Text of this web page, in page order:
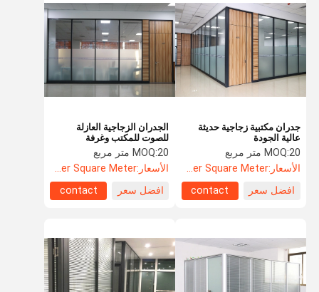
الجدران الزجاجية العازلة
للصوت للمكتب وغرفة
الاجتماعات
MOQ:20 متر مربع
الأسعار:US$52.60 Per Square Meter
افضل سعر
contact
جدران مكتبية زجاجية حديثة
عالية الجودة
MOQ:20 متر مربع
الأسعار:US$52.6 Per Square Meter
افضل سعر
contact